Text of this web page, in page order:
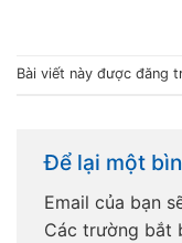
Bài viết này được đăng
Để lại một
Email của bạn
Các trường bắt